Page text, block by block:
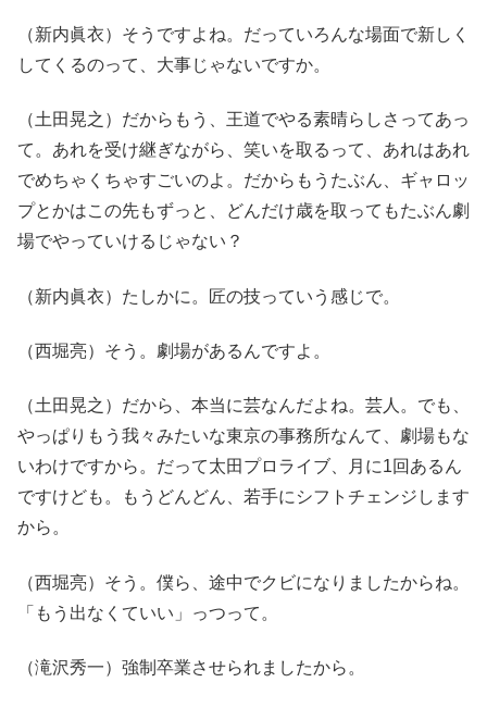
（新内眞衣）そうですよね。だっていろんな場面で新しく
してくるのって、大事じゃないですか。
（土田晃之）だからもう、王道でやる素晴らしさってあっ
て。あれを受け継ぎながら、笑いを取るって、あれはあれ
でめちゃくちゃすごいのよ。だからもうたぶん、ギャロッ
プとかはこの先もずっと、どんだけ歳を取ってもたぶん劇
場でやっていけるじゃない？
（新内眞衣）たしかに。匠の技っていう感じで。
（西堀亮）そう。劇場があるんですよ。
（土田晃之）だから、本当に芸なんだよね。芸人。でも、
やっぱりもう我々みたいな東京の事務所なんて、劇場もな
いわけですから。だって太田プロライブ、月に1回あるん
ですけども。もうどんどん、若手にシフトチェンジします
から。
（西堀亮）そう。僕ら、途中でクビになりましたからね。
「もう出なくていい」っつって。
（滝沢秀一）強制卒業させられましたから。